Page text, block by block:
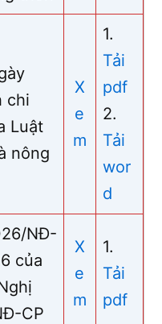
chi
Luật
nông
X
e
m
1.
Tải
pdf
2.
Tải
wor
d
NĐ-
của
CP
X
e
m
1.
Tải
pdf